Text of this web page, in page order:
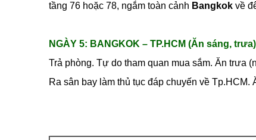
tầng 76 hoặc 78, ngắm toàn cảnh Bangkok về
NGÀY 5: BANGKOK – TP.HCM (Ăn sáng, trưa)
Trả phòng. Tự do tham quan mua sắm. Ăn trưa
Ra sân bay làm thủ tục đáp chuyến về